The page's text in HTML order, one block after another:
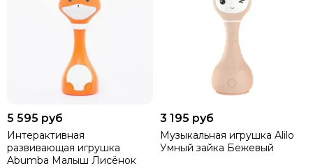
5 595 руб
Интерактивная
развивающая игрушка
Abumba Малыш Лисёнок
3 195 руб
Музыкальная игрушка Alilo
Умный зайка Бежевый